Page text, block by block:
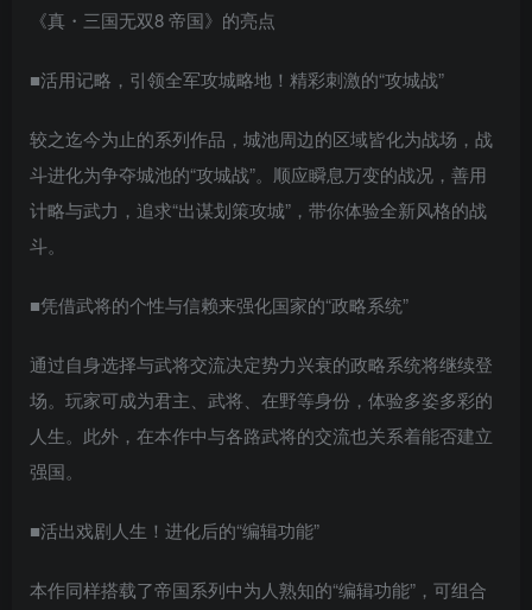
《真・三国无双8 帝国》的亮点
■活用记略，引领全军攻城略地！精彩刺激的“攻城战”
较之迄今为止的系列作品，城池周边的区域皆化为战场，战
斗进化为争夺城池的“攻城战”。顺应瞬息万变的战况，善用
计略与武力，追求“出谋划策攻城”，带你体验全新风格的战
斗。
■凭借武将的个性与信赖来强化国家的“政略系统”
通过自身选择与武将交流决定势力兴衰的政略系统将继续登
场。玩家可成为君主、武将、在野等身份，体验多姿多彩的
人生。此外，在本作中与各路武将的交流也关系着能否建立
强国。
■活出戏剧人生！进化后的“编辑功能”
本作同样搭载了帝国系列中为人熟知的“编辑功能”，可组合